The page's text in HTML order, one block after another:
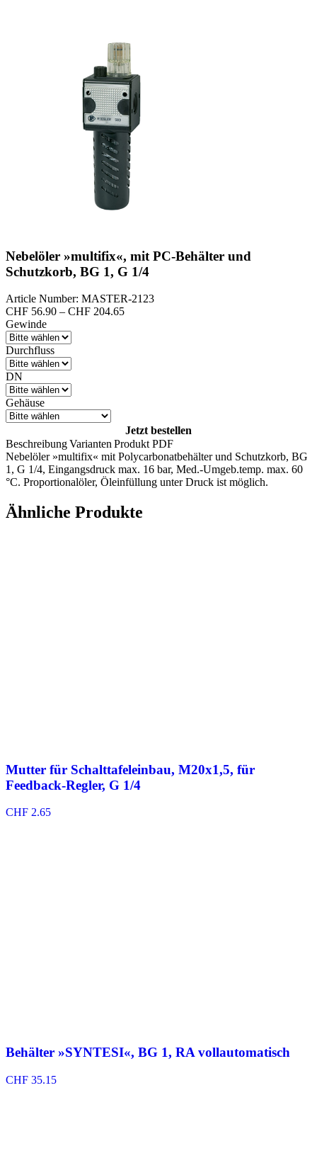
Nebelöler »multifix«, mit PC-Behälter und
Schutzkorb, BG 1, G 1/4
Article Number: MASTER-2123
CHF 56.90 – CHF 204.65Preisspanne:
Gewinde
Durchfluss
DN
Gehäuse
Jetzt bestellen
BeschreibungVarianten Produkt PDF
Nebelöler »multifix« mit Polycarbonatbehälter und Schutzkorb, BG
1, G 1/4, Eingangsdruck max. 16 bar, Med.-Umgeb.temp. max. 60
°C. Proportionalöler, Öleinfüllung unter Druck ist möglich.
Ähnliche Produkte
Mutter für Schalttafeleinbau, M20x1,5, für
Feedback-Regler, G 1/4
CHF 2.65
Behälter »SYNTESI«, BG 1, RA vollautomatisch
CHF 35.15